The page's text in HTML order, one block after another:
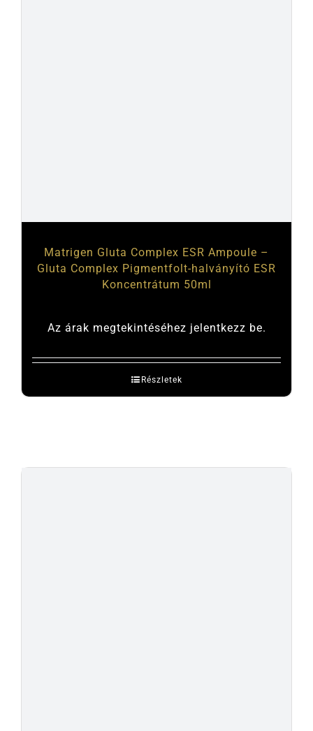
Matrigen Gluta Complex ESR Ampoule –
Gluta Complex Pigmentfolt-halványító ESR
Koncentrátum 50ml
Az árak megtekintéséhez jelentkezz be.
Részletek